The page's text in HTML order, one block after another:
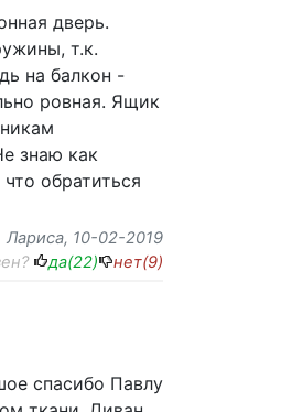
дверь.
т.к.
на балкон -
ровная. Ящик
знаю как
обратиться
Лариса, 10-02-2019
да(22) нет(9)
спасибо Павлу